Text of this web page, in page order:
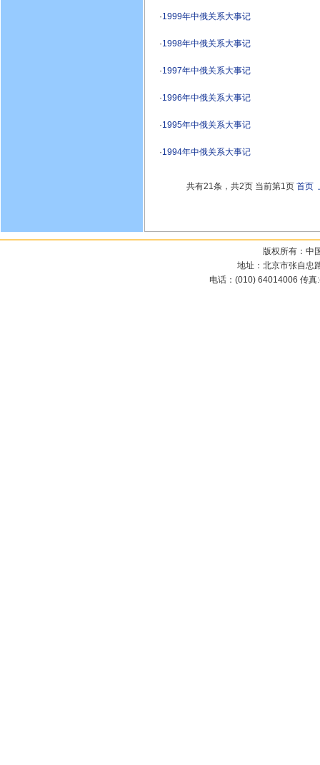
·1999年中俄关系大事记
·1998年中俄关系大事记
·1997年中俄关系大事记
·1996年中俄关系大事记
·1995年中俄关系大事记
·1994年中俄关系大事记
共有21条，共2页 当前第1页 首页
版权所有：中
地址：北京市张自忠
电话：(010) 64014006 传